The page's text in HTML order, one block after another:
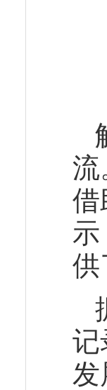
流
借
示
供
记
发